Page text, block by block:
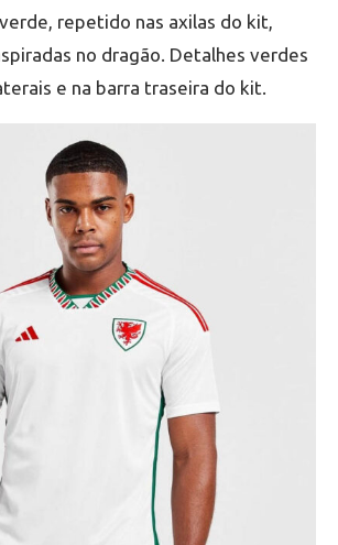
repetido nas axilas do kit,
no dragão. Detalhes verdes
e na barra traseira do kit.